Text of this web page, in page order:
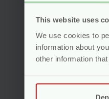
This website uses
We use cookies to
information about
other information